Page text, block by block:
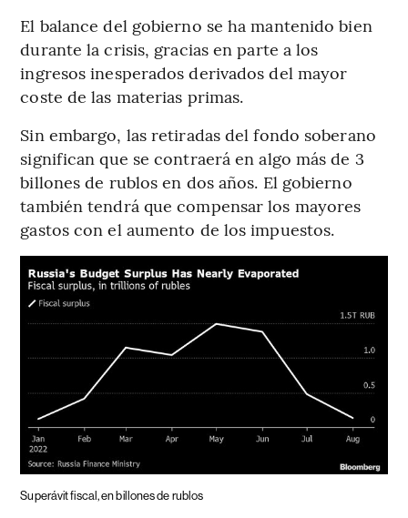
El balance del gobierno se ha mantenido bien
durante la crisis, gracias en parte a los
ingresos inesperados derivados del mayor
coste de las materias primas.
Sin embargo, las retiradas del fondo soberano
significan que se contraerá en algo más de 3
billones de rublos en dos años. El gobierno
también tendrá que compensar los mayores
gastos con el aumento de los impuestos.
Superávit fiscal, en billones de rublos